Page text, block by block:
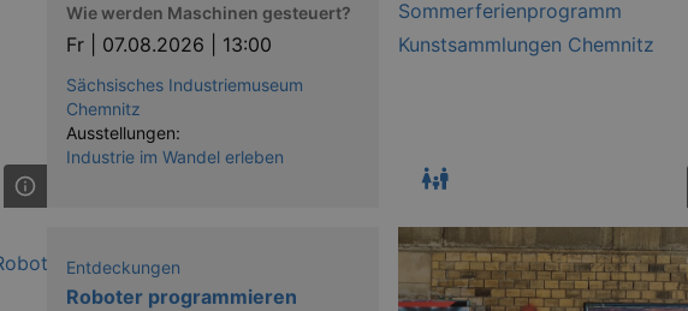
Wie werden Maschinen gesteuert?
Fr | 07.08.2026 | 13:00
Sächsisches Industriemuseum
Chemnitz
Ausstellungen:
Industrie im Wandel erleben
Entdeckungen
Roboter programmieren